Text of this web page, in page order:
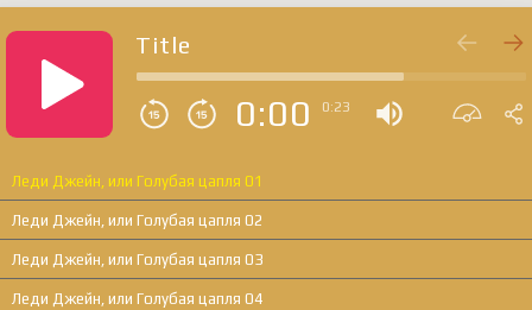
Title
0:00 0:23
Леди Джейн, или Голубая цапля 01
Леди Джейн, или Голубая цапля 02
Леди Джейн, или Голубая цапля 03
Леди Джейн, или Голубая цапля 04